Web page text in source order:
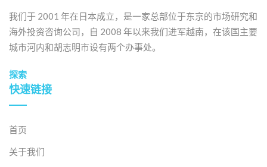
我们于 2001 年在日本成立，是一家总部位于东京的市场研究和
海外投资咨询公司，自 2008 年以来我们进军越南，在该国主要
城市河内和胡志明市设有两个办事处。
探索
快速链接
首页
关于我们